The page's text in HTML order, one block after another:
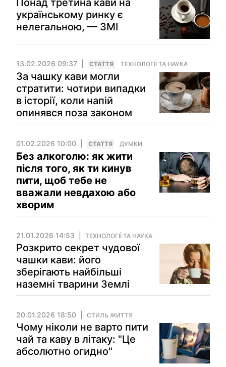
Понад третина кави на
українському ринку є
нелегальною, — ЗМІ
13.02.2026 09:37 СТАТТЯ ТЕХНОЛОГІЇ ТА НАУКА
За чашку кави могли
стратити: чотири випадки
в історії, коли напій
опинявся поза законом
01.02.2026 10:00 СТАТТЯ ДУМКИ
Без алкоголю: як жити
після того, як ти кинув
пити, щоб тебе не
вважали невдахою або
хворим
21.01.2026 14:53 ТЕХНОЛОГІЇ ТА НАУКА
Розкрито секрет чудової
чашки кави: його
зберігають найбільші
наземні тварини Землі
20.01.2026 18:50 СТИЛЬ ЖИТТЯ
Чому ніколи не варто пити
чай та каву в літаку: "Це
абсолютно огидно"